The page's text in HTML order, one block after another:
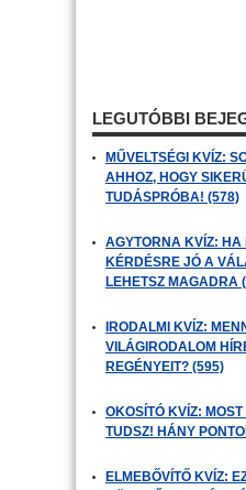
LEGUTÓBBI
MŰVELTSÉGI KVÍZ:
AHHOZ, HOGY
TUDÁSPRÓBA! (578)
AGYTORNA KVÍZ:
KÉRDÉSRE JÓ A
LEHETSZ MAGADRA
IRODALMI KVÍZ:
VILÁGIRODALOM
REGÉNYEIT? (595)
OKOSÍTÓ KVÍZ:
TUDSZ! HÁNY
ELMEBŐVÍTŐ KVÍZ: